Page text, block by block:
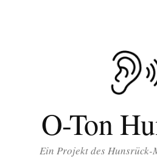
O-Ton
Ein Projekt des Hunsrück-